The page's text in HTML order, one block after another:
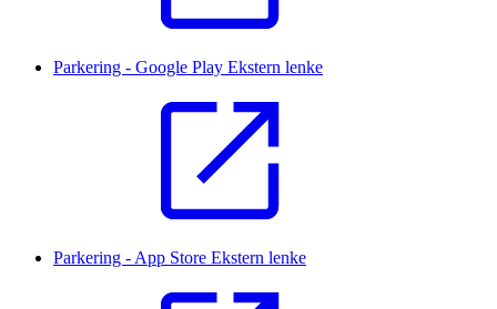
Parkering - Google Play Ekstern lenke
Parkering - App Store Ekstern lenke